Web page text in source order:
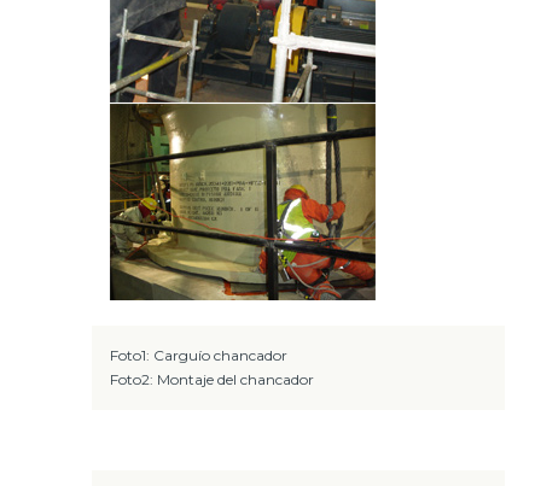
Foto1: Carguío chancador
Foto2: Montaje del chancador